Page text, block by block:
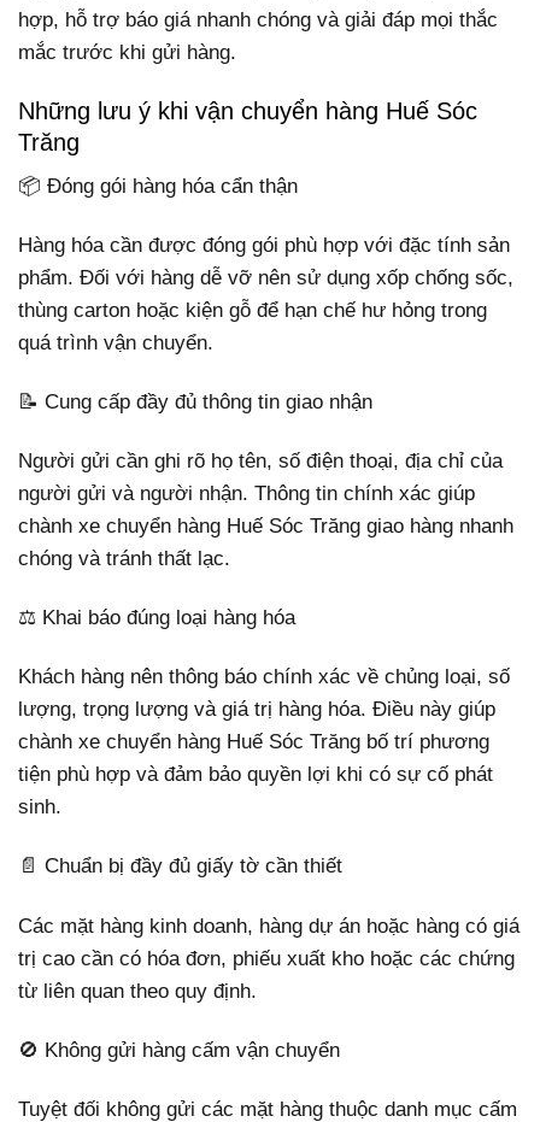
hợp, hỗ trợ báo giá nhanh chóng và giải đáp mọi thắc
mắc trước khi gửi hàng.
Những lưu ý khi vận chuyển hàng Huế Sóc
Trăng
📦 Đóng gói hàng hóa cẩn thận
Hàng hóa cần được đóng gói phù hợp với đặc tính sản
phẩm. Đối với hàng dễ vỡ nên sử dụng xốp chống sốc,
thùng carton hoặc kiện gỗ để hạn chế hư hỏng trong
quá trình vận chuyển.
📝 Cung cấp đầy đủ thông tin giao nhận
Người gửi cần ghi rõ họ tên, số điện thoại, địa chỉ của
người gửi và người nhận. Thông tin chính xác giúp
chành xe chuyển hàng Huế Sóc Trăng giao hàng nhanh
chóng và tránh thất lạc.
⚖️ Khai báo đúng loại hàng hóa
Khách hàng nên thông báo chính xác về chủng loại, số
lượng, trọng lượng và giá trị hàng hóa. Điều này giúp
chành xe chuyển hàng Huế Sóc Trăng bố trí phương
tiện phù hợp và đảm bảo quyền lợi khi có sự cố phát
sinh.
📄 Chuẩn bị đầy đủ giấy tờ cần thiết
Các mặt hàng kinh doanh, hàng dự án hoặc hàng có giá
trị cao cần có hóa đơn, phiếu xuất kho hoặc các chứng
từ liên quan theo quy định.
🚫 Không gửi hàng cấm vận chuyển
Tuyệt đối không gửi các mặt hàng thuộc danh mục cấm